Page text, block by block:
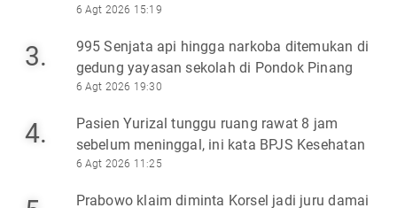
6 Agt 2026 15:19
3.
995 Senjata api hingga narkoba ditemukan di
gedung yayasan sekolah di Pondok Pinang
6 Agt 2026 19:30
4.
Pasien Yurizal tunggu ruang rawat 8 jam
sebelum meninggal, ini kata BPJS Kesehatan
6 Agt 2026 11:25
Prabowo klaim diminta Korsel jadi juru damai